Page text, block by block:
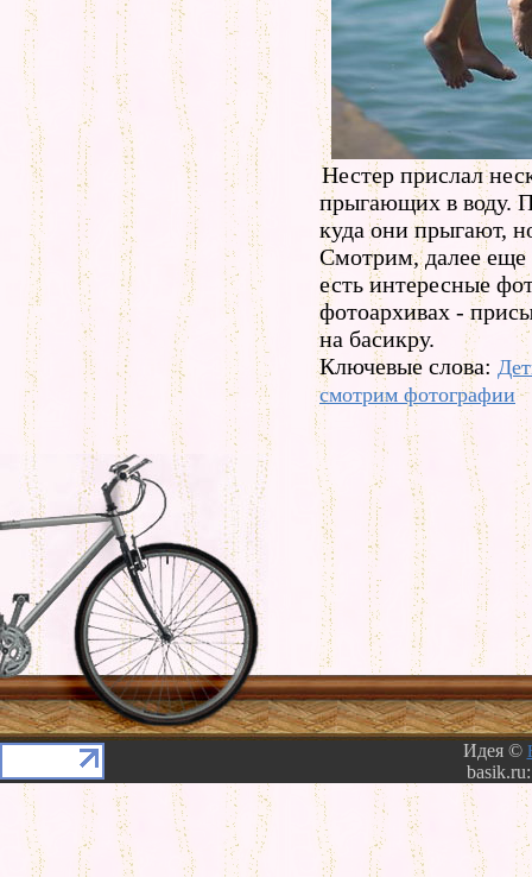
Нестер прислал
прыгающих в воду.
куда они прыгают,
Смотрим, далее еще
есть интересные
фотоархивах -
на басикру.
Ключевые слова:
смотрим фотографии
Идея ©